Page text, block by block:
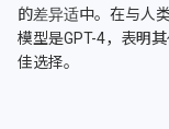
的差异适中。在与人
模型是GPT-4，表明
佳选择。